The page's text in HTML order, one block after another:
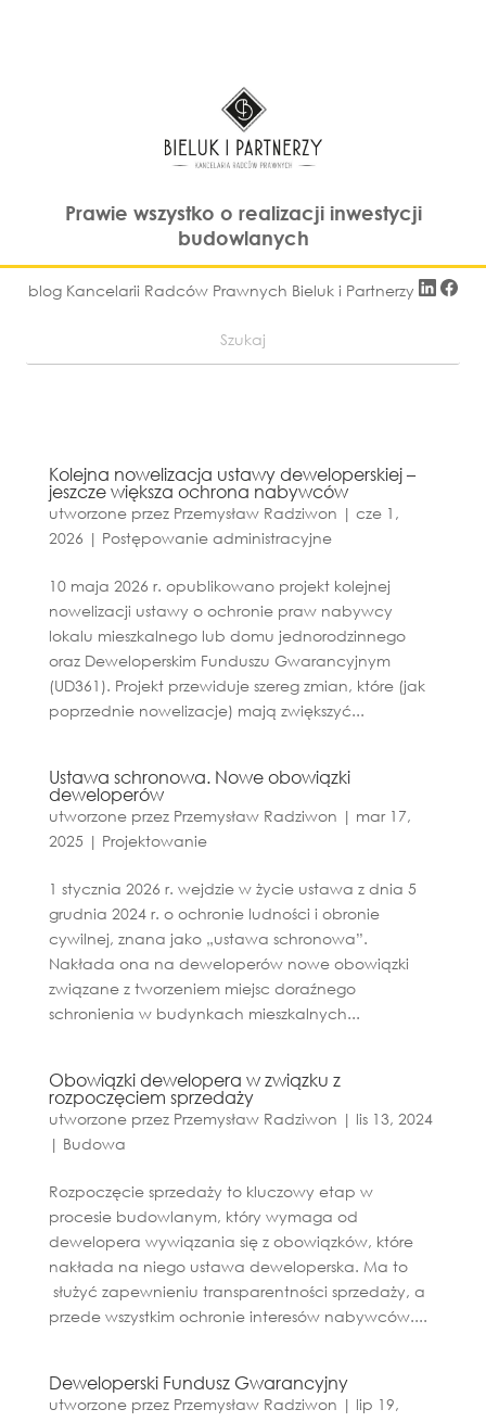
Prawie wszystko o realizacji inwestycji
budowlanych
blog Kancelarii Radców Prawnych Bieluk i Partnerzy
Kolejna nowelizacja ustawy deweloperskiej –
jeszcze większa ochrona nabywców
utworzone przez Przemysław Radziwon | cze 1,
2026 | Postępowanie administracyjne
10 maja 2026 r. opublikowano projekt kolejnej
nowelizacji ustawy o ochronie praw nabywcy
lokalu mieszkalnego lub domu jednorodzinnego
oraz Deweloperskim Funduszu Gwarancyjnym
(UD361). Projekt przewiduje szereg zmian, które (jak
poprzednie nowelizacje) mają zwiększyć...
Ustawa schronowa. Nowe obowiązki
deweloperów
utworzone przez Przemysław Radziwon | mar 17,
2025 | Projektowanie
1 stycznia 2026 r. wejdzie w życie ustawa z dnia 5
grudnia 2024 r. o ochronie ludności i obronie
cywilnej, znana jako „ustawa schronowa”.
Nakłada ona na deweloperów nowe obowiązki
związane z tworzeniem miejsc doraźnego
schronienia w budynkach mieszkalnych...
Obowiązki dewelopera w związku z
rozpoczęciem sprzedaży
utworzone przez Przemysław Radziwon | lis 13, 2024
| Budowa
Rozpoczęcie sprzedaży to kluczowy etap w
procesie budowlanym, który wymaga od
dewelopera wywiązania się z obowiązków, które
nakłada na niego ustawa deweloperska. Ma to
służyć zapewnieniu transparentności sprzedaży, a
przede wszystkim ochronie interesów nabywców....
Deweloperski Fundusz Gwarancyjny
utworzone przez Przemysław Radziwon | lip 19,